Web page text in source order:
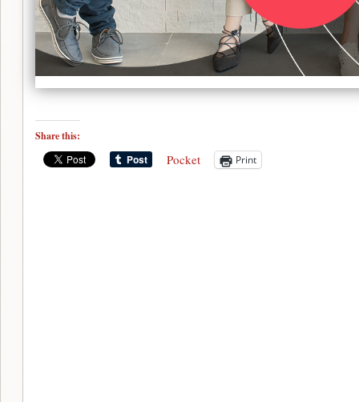
Share this:
Pocket Print